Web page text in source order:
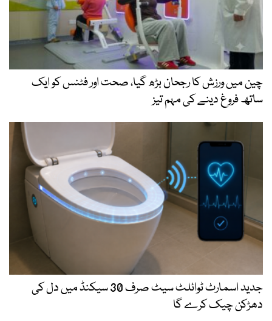
چین میں ورزش کا رجحان بڑھ گیا، صحت اور فٹنس کو ایک
ساتھ فروغ دینے کی مہم تیز
جدید اسمارٹ ٹوائلٹ سیٹ صرف 30 سیکنڈ میں دل کی
دھڑکن چیک کرے گا